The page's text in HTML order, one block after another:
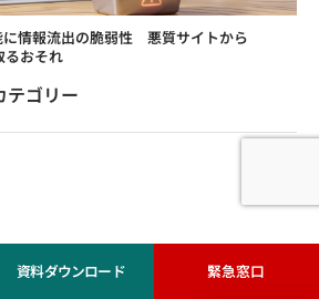
情報流出の脆弱性 悪質サイトから
るおそれ
テゴリー
資料ダウンロード 緊急窓口